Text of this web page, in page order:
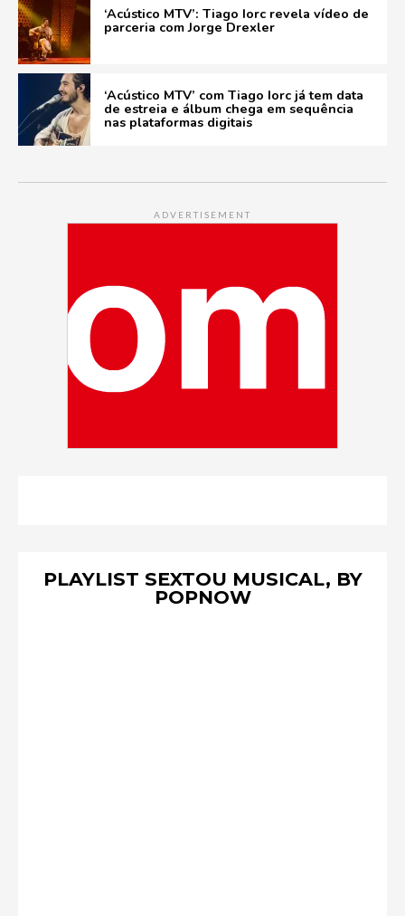
‘Acústico MTV’: Tiago Iorc revela vídeo de
parceria com Jorge Drexler
‘Acústico MTV’ com Tiago Iorc já tem data
de estreia e álbum chega em sequência
nas plataformas digitais
ADVERTISEMENT
PLAYLIST SEXTOU MUSICAL, BY
POPNOW